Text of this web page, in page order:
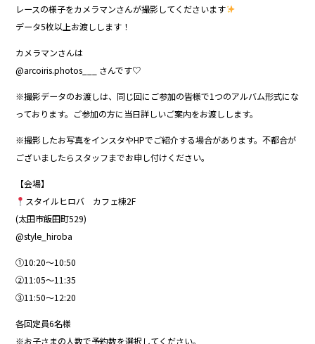
レースの様子をカメラマンさんが撮影してくださいます
データ5枚以上お渡しします！
カメラマンさんは
@arcoiris.photos___ さんです♡
※撮影データのお渡しは、同じ回にご参加の皆様で1つのアルバム形式にな
っております。ご参加の方に当日詳しいご案内をお渡しします。
※撮影したお写真をインスタやHPでご紹介する場合があります。不都合が
ございましたらスタッフまでお申し付けください。
【会場】
スタイルヒロバ カフェ棟2F
(太田市飯田町529)
@style_hiroba
①10:20〜10:50
②11:05〜11:35
③11:50〜12:20
各回定員6名様
※お子さまの人数で予約数を選択してください。